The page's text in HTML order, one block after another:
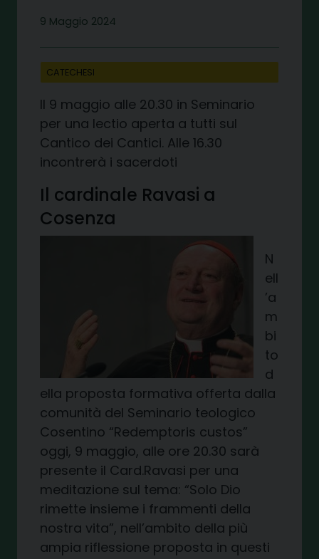
9 Maggio 2024
CATECHESI
Il 9 maggio alle 20.30 in Seminario
per una lectio aperta a tutti sul
Cantico dei Cantici. Alle 16.30
incontrerà i sacerdoti
Il cardinale Ravasi a
Cosenza
N
ell
’a
m
bi
to
d
ella proposta formativa offerta dalla
comunità del Seminario teologico
Cosentino “Redemptoris custos”
oggi, 9 maggio, alle ore 20.30 sarà
presente il Card.Ravasi per una
meditazione sul tema: “Solo Dio
rimette insieme i frammenti della
nostra vita”, nell’ambito della più
ampia riflessione proposta in questi